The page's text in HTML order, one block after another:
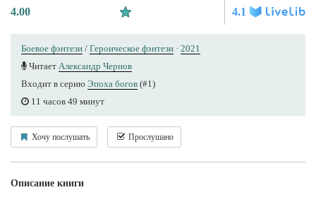
4.00 4.1
Боевое фэнтези / Героическое фэнтези · 2021
Читает Александр Чернов
Входит в серию Эпоха богов (#1)
11 часов 49 минут
Хочу послушать Прослушано
Описание книги